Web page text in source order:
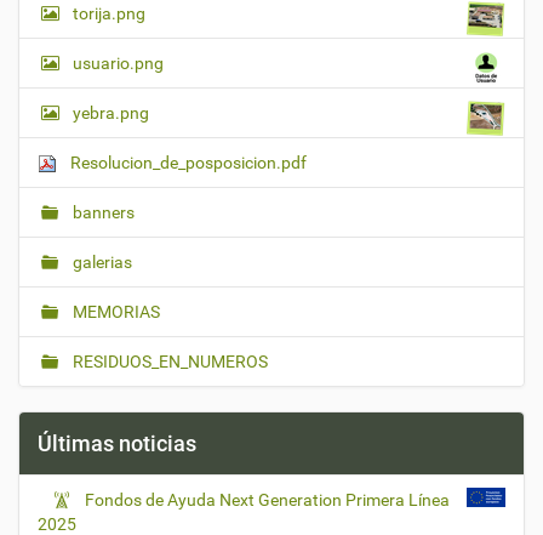
torija.png
usuario.png
yebra.png
Resolucion_de_posposicion.pdf
banners
galerias
MEMORIAS
RESIDUOS_EN_NUMEROS
Últimas noticias
Fondos de Ayuda Next Generation Primera Línea
2025